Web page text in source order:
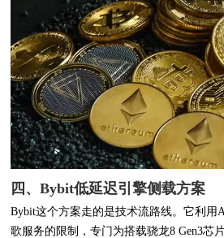
四、Bybit低延迟引擎侧载方案
Bybit这个方案走的是技术流路线。它利用
歌服务的限制，专门为搭载骁龙8 Gen3芯